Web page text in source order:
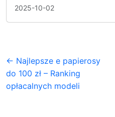
2025-10-02
← Najlepsze e papierosy
do 100 zł – Ranking
opłacalnych modeli